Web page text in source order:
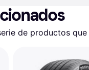
de productos